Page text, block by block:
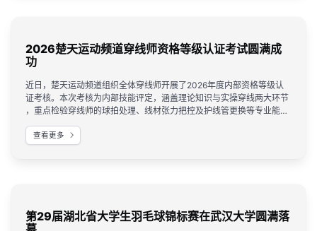
2026楚天运动频道穿线师资格等级认证考试圆满成
功
近日，楚天运动频道组织全体穿线师开展了2026年度内部资格等级认
证考核。本次考核为内部技能评定，涵盖理论知识与实操穿线两大环节
，重点检验穿线师的球拍处理、线材张力把控及护线管更换等专业能力
。所有参考人员均顺利通过考核，并获得相应等级认证。
查看更多
第29届湖北省大学生羽毛球锦标赛在武汉大学圆满落